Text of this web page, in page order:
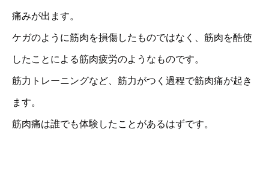
痛みが出ます。
ケガのように筋肉を損傷したものではなく、筋肉を酷使
したことによる筋肉疲労のようなものです。
筋力トレーニングなど、筋力がつく過程で筋肉痛が起き
ます。
筋肉痛は誰でも体験したことがあるはずです。